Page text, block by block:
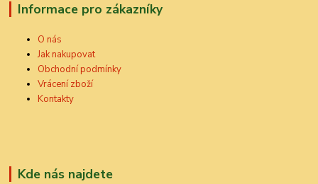
Informace pro zákazníky
O nás
Jak nakupovat
Obchodní podmínky
Vrácení zboží
Kontakty
Kde nás najdete